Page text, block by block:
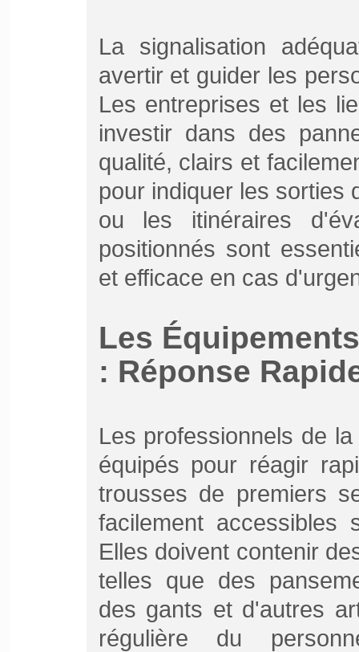
La signalisation
avertir et guider les
Les entreprises et les
investir dans des
qualité, clairs et
pour indiquer les sorties
ou les itinéraires
positionnés sont
et efficace en cas
Les
: Réponse
Les professionnels de
équipés pour réagir
trousses de premiers
facilement accessibles
Elles doivent contenir
telles que des
des gants et d'autres
régulière du